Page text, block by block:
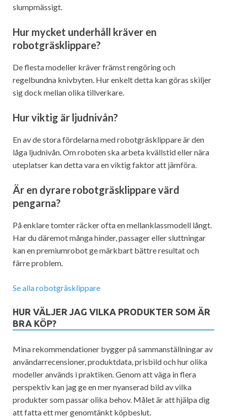
slumpmässigt.
Hur mycket underhåll kräver en
robotgräsklippare?
De flesta modeller kräver främst rengöring och
regelbundna knivbyten. Hur enkelt detta kan göras skiljer
sig dock mellan olika tillverkare.
Hur viktig är ljudnivån?
En av de stora fördelarna med robotgräsklippare är den
låga ljudnivån. Om roboten ska arbeta kvällstid eller nära
uteplatser kan detta vara en viktig faktor att jämföra.
Är en dyrare robotgräsklippare värd
pengarna?
På enklare tomter räcker ofta en mellanklassmodell långt.
Har du däremot många hinder, passager eller sluttningar
kan en premiumrobot ge märkbart bättre resultat och
färre problem.
Se alla robotgräsklippare
HUR VÄLJER JAG VILKA PRODUKTER SOM ÄR
BRA KÖP?
Mina rekommendationer bygger på sammanställningar av
användarrecensioner, produktdata, prisbild och hur olika
modeller används i praktiken. Genom att väga in flera
perspektiv kan jag ge en mer nyanserad bild av vilka
produkter som passar olika behov. Målet är att hjälpa dig
att fatta ett mer genomtänkt köpbeslut.